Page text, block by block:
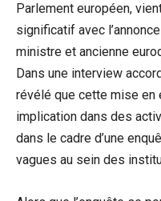
Parlement européen,
significatif avec
ministre et ancienne
Dans une interview
révélé que cette mise en
implication dans des
dans le cadre d’une
vagues au sein des